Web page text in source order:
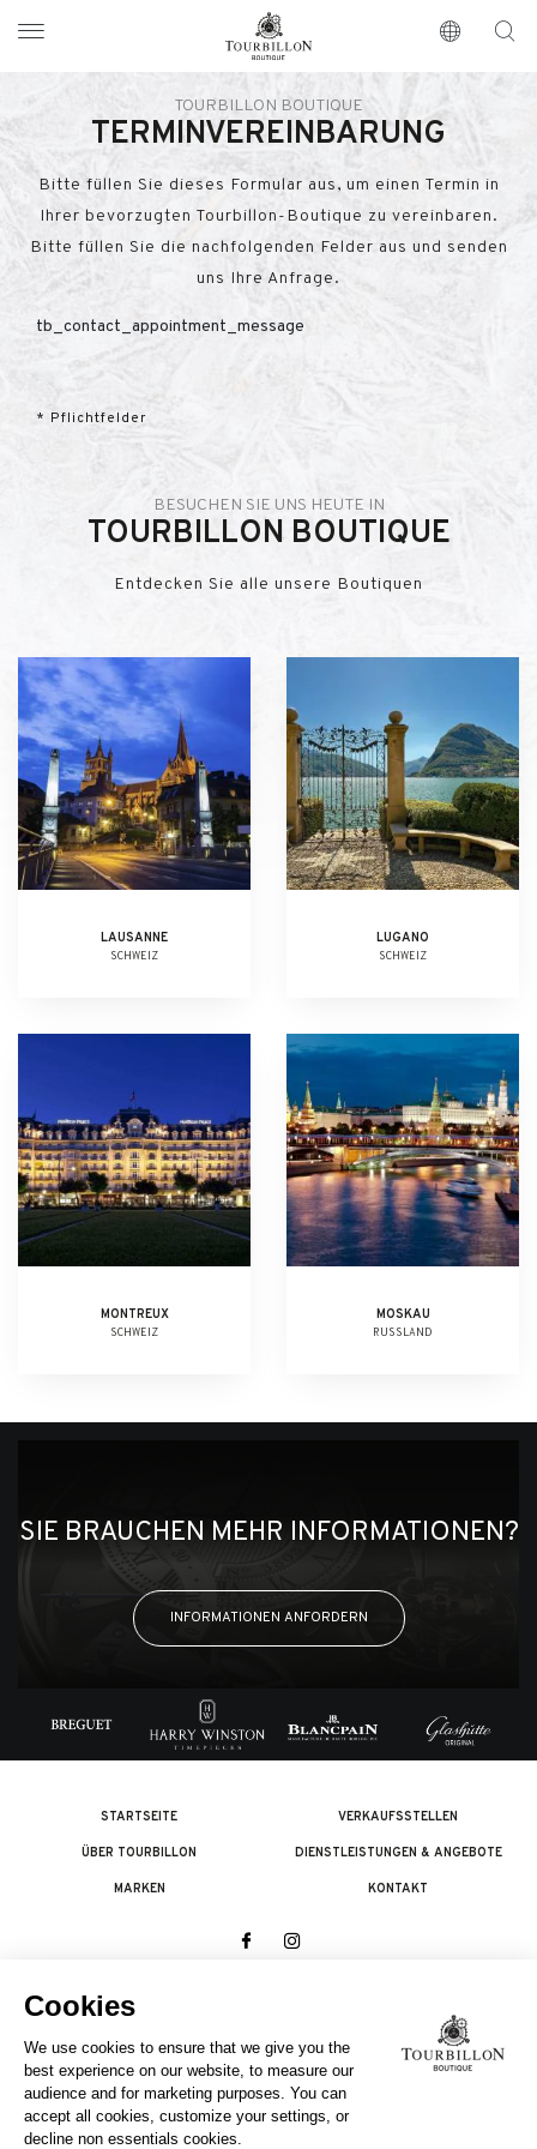
https://www.tourbillon.com/de
TOURBILLON BOUTIQUE
TERMINVEREINBARUNG
Bitte füllen Sie dieses Formular aus, um einen Termin in
Ihrer bevorzugten Tourbillon-Boutique zu vereinbaren.
Bitte füllen Sie die nachfolgenden Felder aus und senden
uns Ihre Anfrage.
tb_contact_appointment_message
* Pflichtfelder
BESUCHEN SIE UNS HEUTE IN
TOURBILLON BOUTIQUE
Entdecken Sie alle unsere Boutiquen
LAUSANNE
SCHWEIZ
LUGANO
SCHWEIZ
MONTREUX
SCHWEIZ
MOSKAU
RUSSLAND
SIE BRAUCHEN MEHR INFORMATIONEN?
INFORMATIONEN ANFORDERN
STARTSEITE
ÜBER TOURBILLON
MARKEN
VERKAUFSSTELLEN
DIENSTLEISTUNGEN & ANGEBOTE
KONTAKT
EIN UNTERNEHMEN DER